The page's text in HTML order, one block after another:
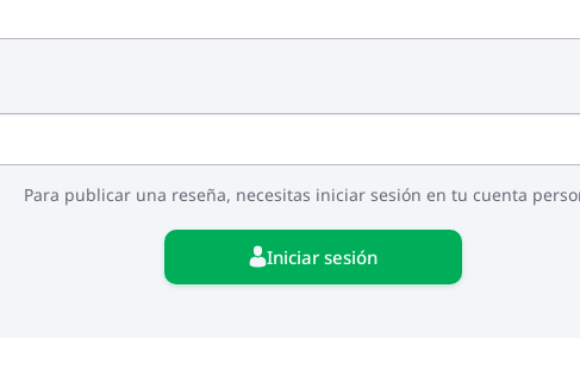
Para publicar una reseña, necesitas iniciar sesión en tu cuenta
Iniciar sesión